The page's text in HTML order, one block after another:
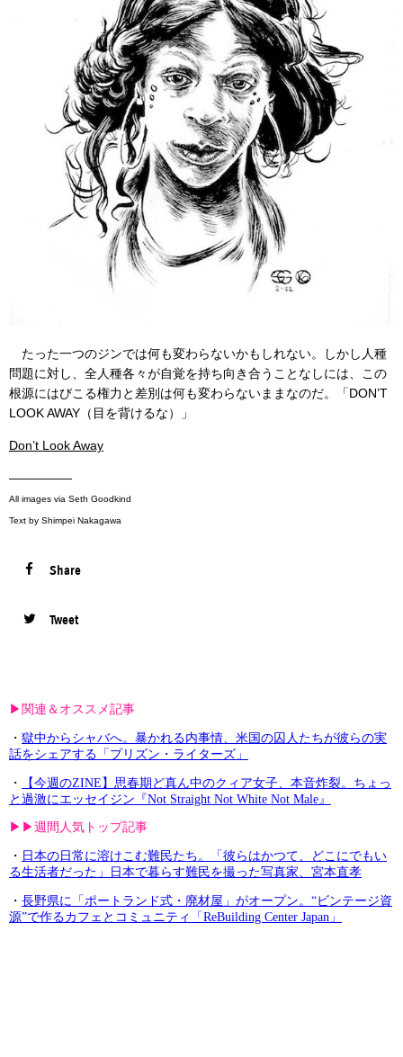
たった一つのジンでは何も変わらないかもしれない。しかし人種
問題に対し、全人種各々が自覚を持ち向き合うことなしには、この
根源にはびこる権力と差別は何も変わらないままなのだ。「DON’T
LOOK AWAY（目を背けるな）」
Don’t Look Away
—————
All images via Seth Goodkind
Text by Shimpei Nakagawa
Share
Tweet
▶︎関連＆オススメ記事
・ 獄中からシャバへ。暴かれる内事情、米国の囚人たちが彼らの実
話をシェアする「プリズン・ライターズ」
・
【今週のZINE】思春期ど真ん中のクィア女子、本音炸裂。ちょっ
と過激にエッセイジン『Not Straight Not White Not Male』
▶︎▶︎週間人気トップ記事
・ 日本の日常に溶けこむ難民たち。「彼らはかつて、どこにでもい
る生活者だった」日本で暮らす難民を撮った写真家、宮本直孝
・ 長野県に「ポートランド式・廃材屋」がオープン。“ビンテージ資
源”で作るカフェとコミュニティ「ReBuilding Center Japan」